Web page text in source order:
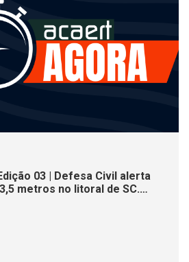
03 | Defesa Civil alerta
metros no litoral de SC.